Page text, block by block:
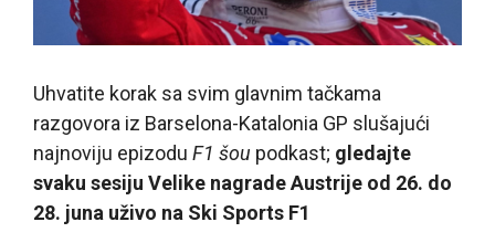
Uhvatite korak sa svim glavnim tačkama
razgovora iz Barselona-Katalonia GP slušajući
najnoviju epizodu F1 šou podkast; gledajte
svaku sesiju Velike nagrade Austrije od 26. do
28. juna uživo na Ski Sports F1